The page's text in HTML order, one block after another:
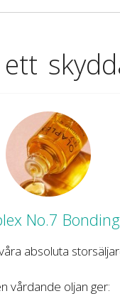
No.7
absoluta
vårdande oljan ger: